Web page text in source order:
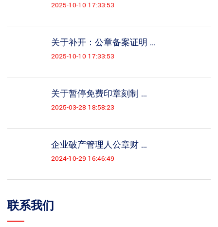
2025-10-10 17:33:53
关于补开：公章备案证明 ...
2025-10-10 17:33:53
关于暂停免费印章刻制 ...
2025-03-28 18:58:23
企业破产管理人公章财 ...
2024-10-29 16:46:49
联系我们